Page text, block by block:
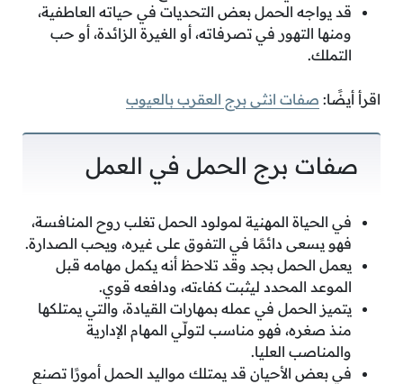
قد يواجه الحمل بعض التحديات في حياته العاطفية،
ومنها التهور في تصرفاته، أو الغيرة الزائدة، أو حب
التملك.
اقرأ أيضًا: صفات انثى برج العقرب بالعيوب
صفات برج الحمل في العمل
في الحياة المهنية لمولود الحمل تغلب روح المنافسة،
فهو يسعى دائمًا في التفوق على غيره، ويحب الصدارة.
يعمل الحمل بجد وقد تلاحظ أنه يكمل مهامه قبل
الموعد المحدد ليثبت كفاءته، ودافعه قوي.
يتميز الحمل في عمله بمهارات القيادة، والتي يمتلكها
منذ صغره، فهو مناسب لتولّي المهام الإدارية
والمناصب العليا.
في بعض الأحيان قد يمتلك مواليد الحمل أمورًا تصنع